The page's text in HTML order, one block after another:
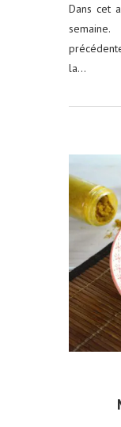
Dans cet
la…